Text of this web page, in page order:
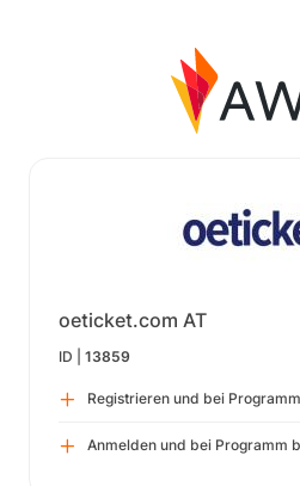
oeticket.com AT
ID | 13859
Registrieren und bei
Anmelden und bei Programm